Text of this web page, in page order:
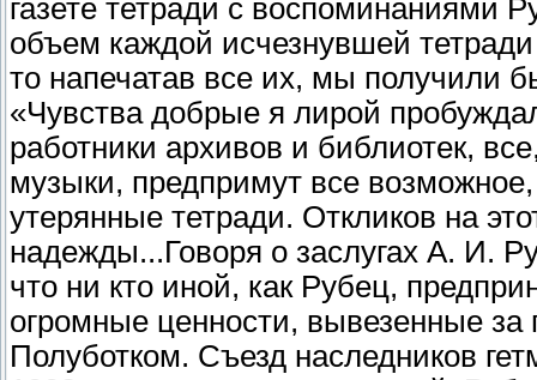
газете тетради с воспоминаниями
объем каждой исчезнувшей
то напечатав все их, мы получили
«Чувства добрые я лирой
работники архивов и библиотек,
музыки, предпримут все
утерянные тетради. Откликов на
надежды...Говоря о заслугах А. И.
что ни кто иной, как Рубец,
огромные ценности, вывезенные
Полуботком. Съезд наследников